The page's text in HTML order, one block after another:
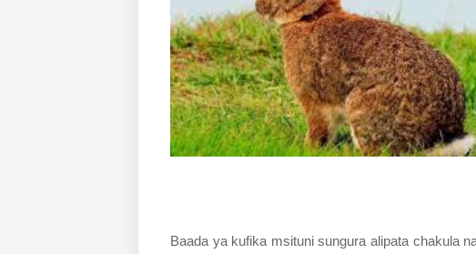
Baada ya kufika msituni sungura alipata chakula